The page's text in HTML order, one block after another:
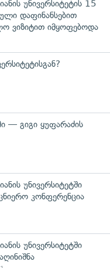
უნივერსიტეტის 15
დაფინანსებით
ვიზიტით იმყოფებოდა
— გიგი ყუფარაძის
უნივერსიტეტში
კონფერენცია
უნივერსიტეტში